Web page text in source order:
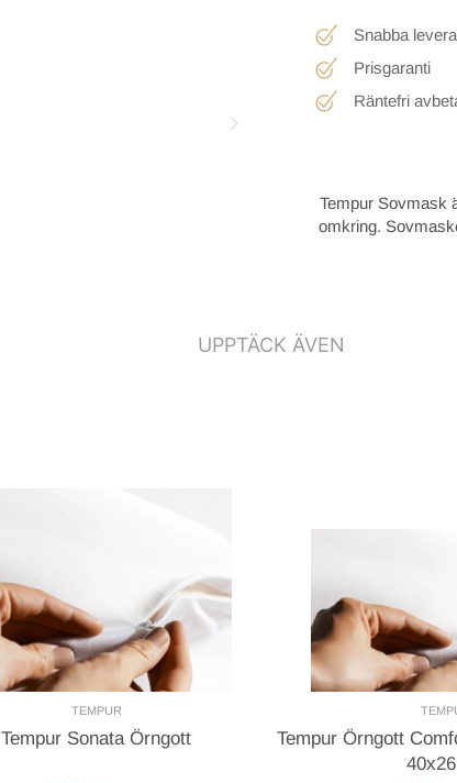
Snabba
Prisgaranti
Räntefri
Tempur Sovmask
omkring.
UPPTÄCK ÄVEN
TEMPUR
Tempur Sonata Örngott
Tempur Örngott